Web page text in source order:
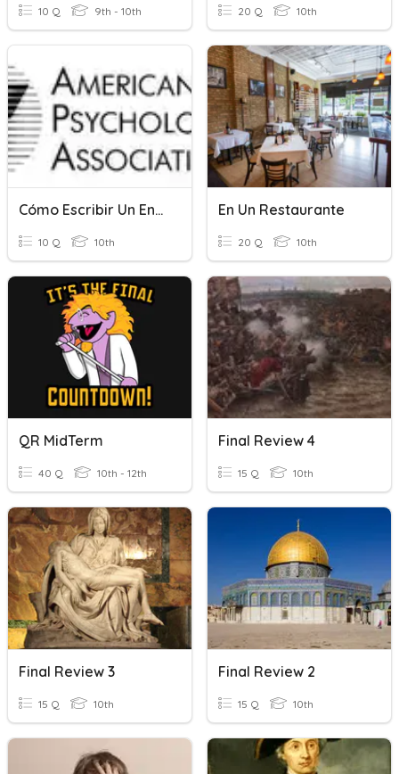
10 Q 9th - 10th 20 Q 10th
Cómo Escribir Un Ensayo Con Normas APA
10 Q 10th
En Un Restaurante
20 Q 10th
QR MidTerm
40 Q 10th - 12th
Final Review 4
15 Q 10th
Final Review 3
15 Q 10th
Final Review 2
15 Q 10th